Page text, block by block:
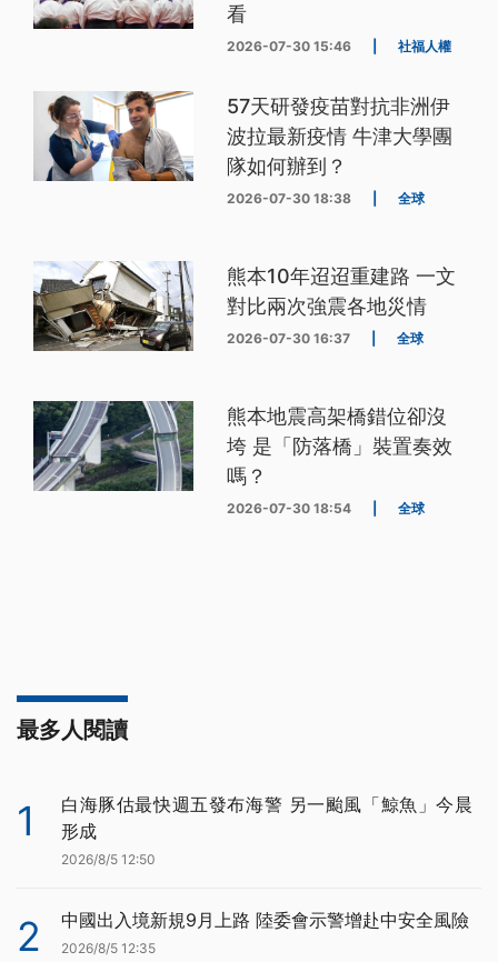
看
2026-07-30 15:46 社福人權
57天研發疫苗對抗非洲伊
波拉最新疫情 牛津大學團
隊如何辦到？
2026-07-30 18:38 全球
熊本10年迢迢重建路 一文
對比兩次強震各地災情
2026-07-30 16:37 全球
熊本地震高架橋錯位卻沒
垮 是「防落橋」裝置奏效
嗎？
2026-07-30 18:54 全球
最多人閱讀
1
白海豚估最快週五發布海警 另一颱風「鯨魚」今晨
形成
2026/8/5 12:50
2 中國出入境新規9月上路 陸委會示警增赴中安全風險
2026/8/5 12:35